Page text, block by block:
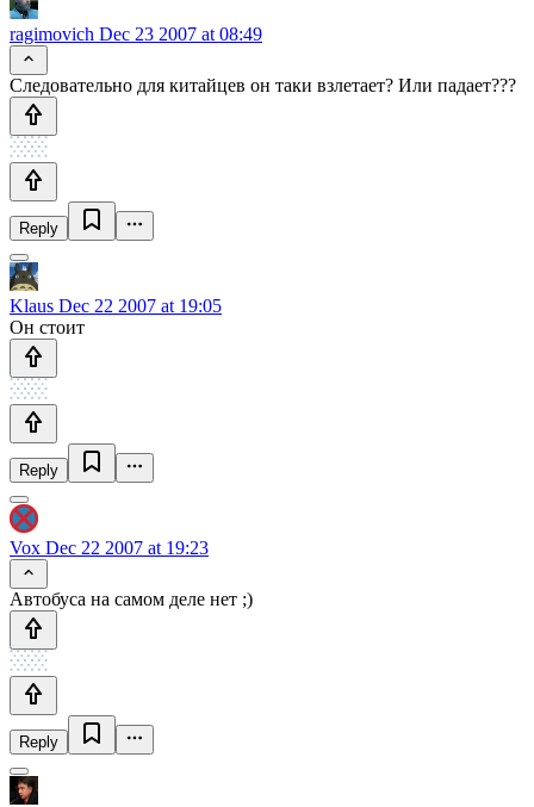
ragimovich Dec 23 2007 at 08:49
Следовательно для китайцев он таки взлетает? Или падает???
Reply
Klaus Dec 22 2007 at 19:05
Он стоит
Reply
Vox Dec 22 2007 at 19:23
Автобуса на самом деле нет ;)
Reply